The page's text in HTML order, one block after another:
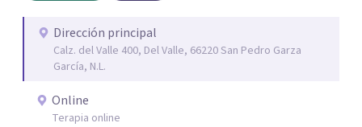
evaluaciones psicológicas y cuento con alianza con
psiquiatras para tratamientos integrales en casos que lo
requieran. Formación: Maestría en Terapia Familiar y de
Pareja · Licenciatura en Psicología · Certificaciones en
Gestalt, mindfulness, duelo, TCC e hipnosis ericksoniana.
Dirección principal
Calz. del Valle 400, Del Valle, 66220 San Pedro Garza
García, N.L.
Online
Terapia online